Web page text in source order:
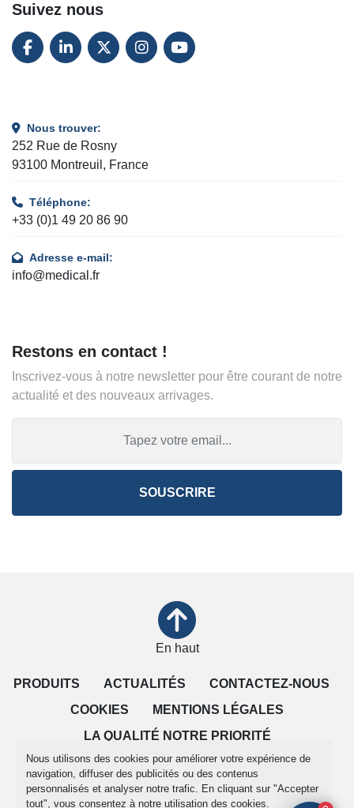
Nous utilisons des cookies pour améliorer votre expérience de
navigation, diffuser des publicités ou des contenus
personnalisés et analyser notre trafic. En cliquant sur "Accepter
tout", vous consentez à notre utilisation des cookies.
Suivez nous
FACEBOOK
LINKEDINTWITTERINSTAGRAM
YOUTUBE
Nous trouver:
252 Rue de Rosny
93100 Montreuil, France
Téléphone:
+33 (0)1 49 20 86 90
Adresse e-mail:
info@medical.fr
Restons en contact !
Inscrivez-vous à notre newsletter pour être courant de notre
actualité et des nouveaux arrivages.
SOUSCRIRE
PRODUITS ACTUALITÉS
CONTACTEZ-NOUS
COOKIES
MENTIONS LÉGALES
LA QUALITÉ NOTRE PRIORITÉ
CONDITIONS DE VENTE
En haut